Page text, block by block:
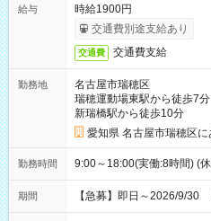
給与
時給1900円
交通費別途支給あり
交通費 交通費支給
勤務地
名古屋市瑞穂区
瑞穂運動場東駅から徒歩7分
新瑞橋駅から徒歩10分
愛知県 名古屋市瑞穂区
勤務時間 9:00～18:00(実働:8時間) (
期間 【急募】即日～2026/9/30